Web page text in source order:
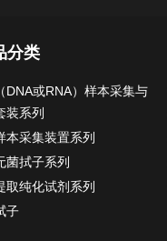
分类
DNA或RNA）样本采集与
装系列
本采集装置系列
菌拭子系列
取纯化试剂系列
子